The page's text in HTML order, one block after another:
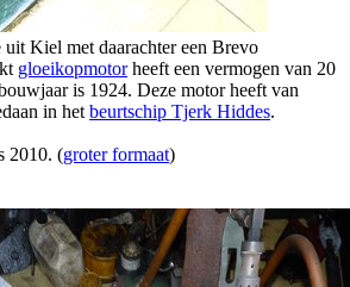
Kiel met daarachter een Brevo
gloeikopmotorheeft een vermogen van 20
is 1924. Deze motor heeft van
in het beurtschip Tjerk Hiddes.
2010. (groter formaat)